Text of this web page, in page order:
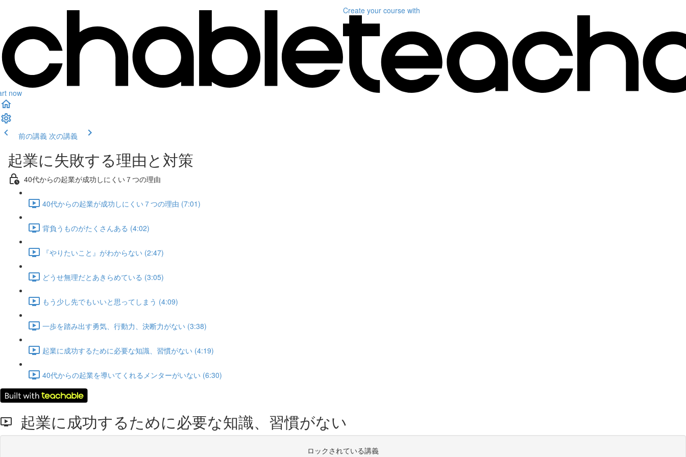
now
Create your course with
前の講義 次の講義
起業に失敗する理由と対策
40代からの起業が成功しにくい７つの理由
40代からの起業が成功しにくい７つの理由 (7:01)
背負うものがたくさんある (4:02)
『やりたいこと』がわからない (2:47)
どうせ無理だとあきらめている (3:05)
もう少し先でもいいと思ってしまう (4:09)
一歩を踏み出す勇気、行動力、決断力がない (3:38)
起業に成功するために必要な知識、習慣がない (4:19)
40代からの起業を導いてくれるメンターがいない (6:30)
起業に成功するために必要な知識、習慣がない
ロックされている講義